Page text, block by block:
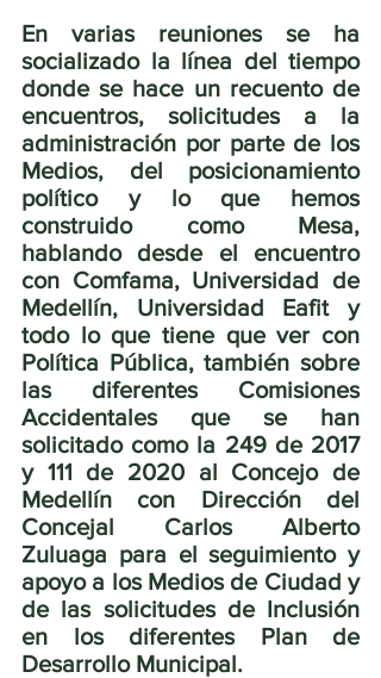
En varias reuniones se ha
socializado la línea del tiempo
donde se hace un recuento de
encuentros, solicitudes a la
administración por parte de los
Medios, del posicionamiento
político y lo que hemos
construido como Mesa,
hablando desde el encuentro
con Comfama, Universidad de
Medellín, Universidad Eafit y
todo lo que tiene que ver con
Política Pública, también sobre
las diferentes Comisiones
Accidentales que se han
solicitado como la 249 de 2017
y 111 de 2020 al Concejo de
Medellín con Dirección del
Concejal Carlos Alberto
Zuluaga para el seguimiento y
apoyo a los Medios de Ciudad y
de las solicitudes de Inclusión
en los diferentes Plan de
Desarrollo Municipal.